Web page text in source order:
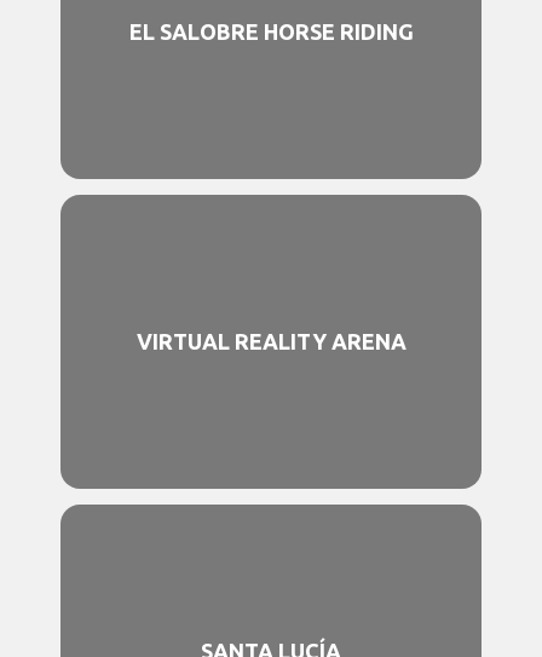
EL SALOBRE HORSE RIDING
VIRTUAL REALITY ARENA
SANTA LUCÍA